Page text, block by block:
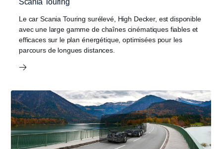
Scania Touring
Le car Scania Touring surélevé, High Decker, est disponible
avec une large gamme de chaînes cinématiques fiables et
efficaces sur le plan énergétique, optimisées pour les
parcours de longues distances.